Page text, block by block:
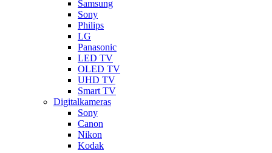
Samsung
Sony
Philips
LG
Panasonic
LED TV
OLED TV
UHD TV
Smart TV
Digitalkameras
Sony
Canon
Nikon
Kodak